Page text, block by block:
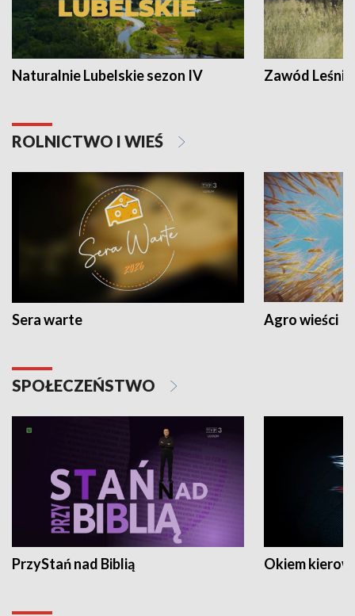
Naturalnie Lubelskie sezon IV Zawód Leśnik
ROLNICTWO I WIEŚ
Sera warte Agro wieści
SPOŁECZEŃSTWO
PrzyStań nad Biblią Okiem